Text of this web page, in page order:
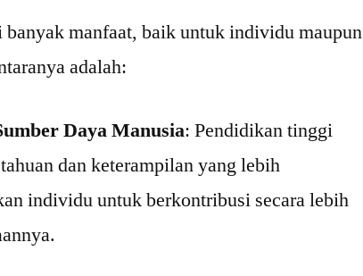
manfaat, baik untuk individu maupun
adalah:
Daya Manusia: Pendidikan tinggi
dan keterampilan yang lebih
individu untuk berkontribusi secara lebih